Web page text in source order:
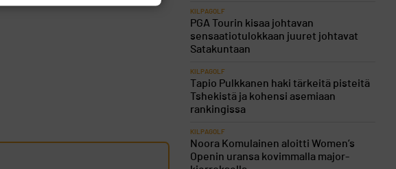
KILPAGOLF
PGA Tourin kisaa johtavan
sensaatiotulokkaan juuret johtavat
Satakuntaan
KILPAGOLF
Tapio Pulkkanen haki tärkeitä pisteitä
Tshekistä ja kohensi asemiaan
rankingissa
KILPAGOLF
Noora Komulainen aloitti Women’s
Openin uransa kovimmalla major-